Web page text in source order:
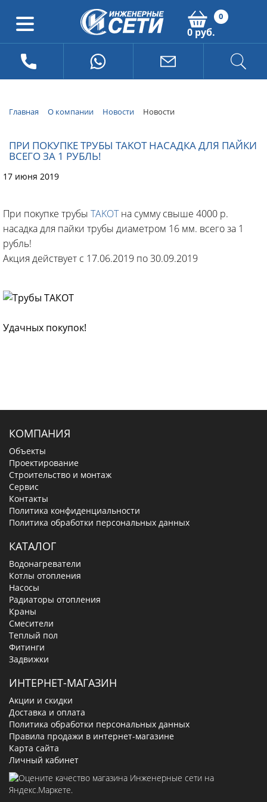
0
0 руб.
Главная О компании Новости Новости
ПРИ ПОКУПКЕ ТРУБЫ TAKOT НАСАДКА ДЛЯ ПАЙКИ
ВСЕГО ЗА 1 РУБЛЬ!
17 июня 2019
При покупке трубы TAKOTна сумму свыше 4000 р.
насадка для пайки трубы диаметром 16 мм. всего за 1
рубль!
Акция действует с 17.06.2019 по 30.09.2019
Удачных покупок!
КОМПАНИЯ
Объекты
Проектирование
Строительство и монтаж
Сервис
Контакты
Политика конфиденциальности
Политика обработки персональных данных
КАТАЛОГ
Водонагреватели
Котлы отопления
Насосы
Радиаторы отопления
Краны
Смесители
Теплый пол
Фитинги
Задвижки
ИНТЕРНЕТ-МАГАЗИН
Акции и скидки
Доставка и оплата
Политика обработки персональных данных
Правила продажи в интернет-магазине
Карта сайта
Личный кабинет